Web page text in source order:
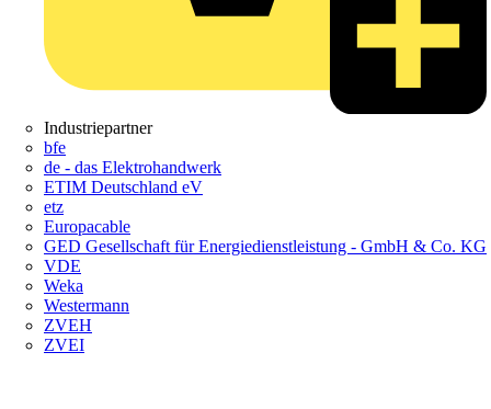
Industriepartner
bfe
de - das Elektrohandwerk
ETIM Deutschland eV
etz
Europacable
GED Gesellschaft für Energiedienstleistung - GmbH & Co. KG
VDE
Weka
Westermann
ZVEH
ZVEI